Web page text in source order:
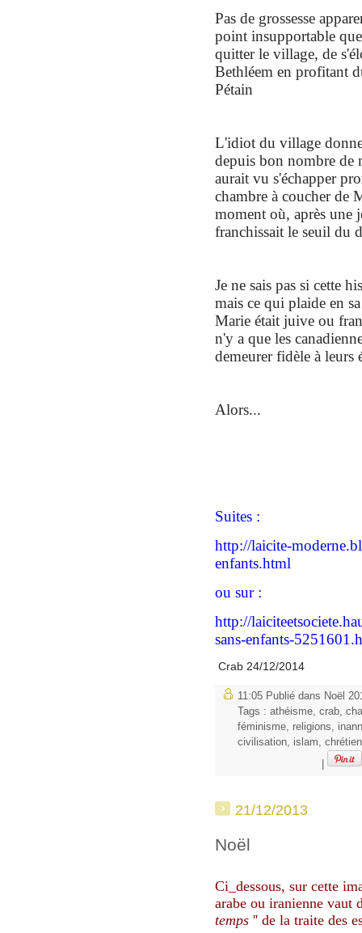
Pas de grossesse
point insupportable
quitter le village, de
Bethléem en profitant
Pétain
L'idiot du village
depuis bon nombre de
aurait vu s'échapper
chambre à coucher de
moment où, après une
franchissait le seuil du
Je ne sais pas si cette
mais ce qui plaide en
Marie était juive ou
n'y a que les
demeurer fidèle à leurs
Alors...
Suites :
http://laicite-
enfants.html
ou sur :
http://
sans-enfants-
Crab 24/12/2014
11:05 Publié dans Noël
Tags : athéisme, crab,
féminisme, religions,
civilisation, islam,
21/12/2013
Noël
Ci_dessous, sur cette
arabe ou iranienne vaut
temps '' de la traite des